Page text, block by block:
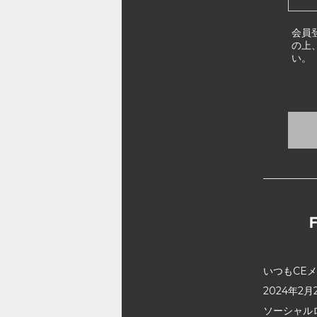
会員
の上
い。
いつもCE
2024年2月
ソーシャ